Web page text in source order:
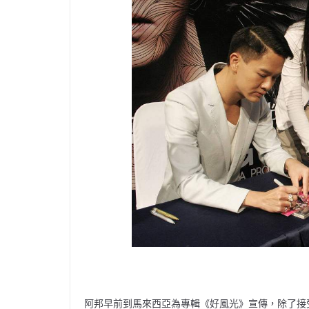
阿邦早前到馬來西亞為專輯《好風光》宣傳，除了